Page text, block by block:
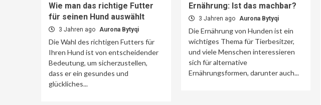
Wie man das richtige Futter
für seinen Hund auswählt
3 Jahren ago Aurona Bytyqi
Die Wahl des richtigen Futters für
Ihren Hund ist von entscheidender
Bedeutung, um sicherzustellen,
dass er ein gesundes und
glückliches...
Ernährung: Ist das machbar?
3 Jahren ago Aurona Bytyqi
Die Ernährung von Hunden ist ein
wichtiges Thema für Tierbesitzer,
und viele Menschen interessieren
sich für alternative
Ernährungsformen, darunter auch...